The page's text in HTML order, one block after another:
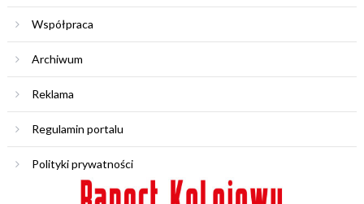
Współpraca
Archiwum
Reklama
Regulamin portalu
Polityki prywatności